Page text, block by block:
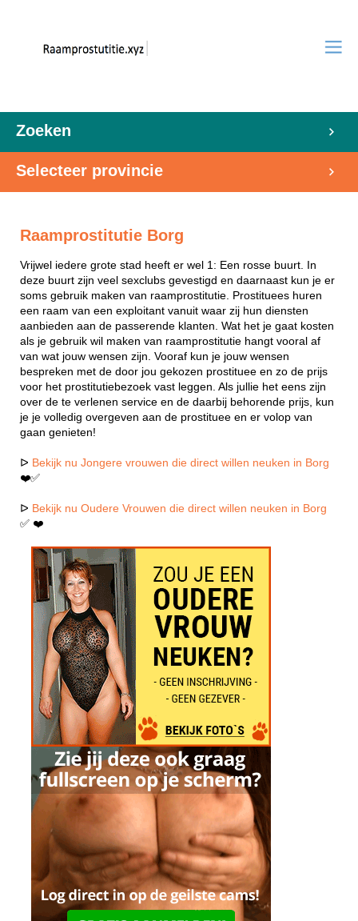
Zoeken
Selecteer provincie
Raamprostitutie Borg
Vrijwel iedere grote stad heeft er wel 1: Een rosse buurt. In
deze buurt zijn veel sexclubs gevestigd en daarnaast kun je er
soms gebruik maken van raamprostitutie. Prostituees huren
een raam van een exploitant vanuit waar zij hun diensten
aanbieden aan de passerende klanten. Wat het je gaat kosten
als je gebruik wil maken van raamprostitutie hangt vooral af
van wat jouw wensen zijn. Vooraf kun je jouw wensen
bespreken met de door jou gekozen prostituee en zo de prijs
voor het prostitutiebezoek vast leggen. Als jullie het eens zijn
over de te verlenen service en de daarbij behorende prijs, kun
je je volledig overgeven aan de prostituee en er volop van
gaan genieten!
ᐅ Bekijk nu Jongere vrouwen die direct willen neuken in Borg
❤️✅
ᐅ Bekijk nu Oudere Vrouwen die direct willen neuken in Borg
✅ ❤️